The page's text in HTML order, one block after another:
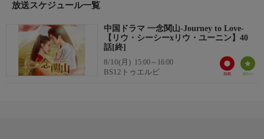
寧遠舟は舞う雪の中に、笑い合う銭昭、孫朗、元禄、于十三の姿
意。だが、戦況は北磐優勢であり、任如意は自らの作戦を遂行し
ようとする。
音声
放送スケジュール一覧
中国ドラマ 一念関山-Journey to Love-
【リウ・シーシーxリウ・ユーニン】40
話[終]
8/10(月) 15:00～16:00
BS12トゥエルビ